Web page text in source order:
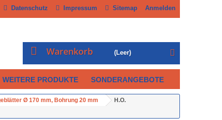
Anmelden
Sitemap
Impressum
Datenschutz
Warenkorb (Leer)
WEITERE PRODUKTE SONDERANGEBOTE
Ø 170 mm, Bohrung 20 mm
H.O.